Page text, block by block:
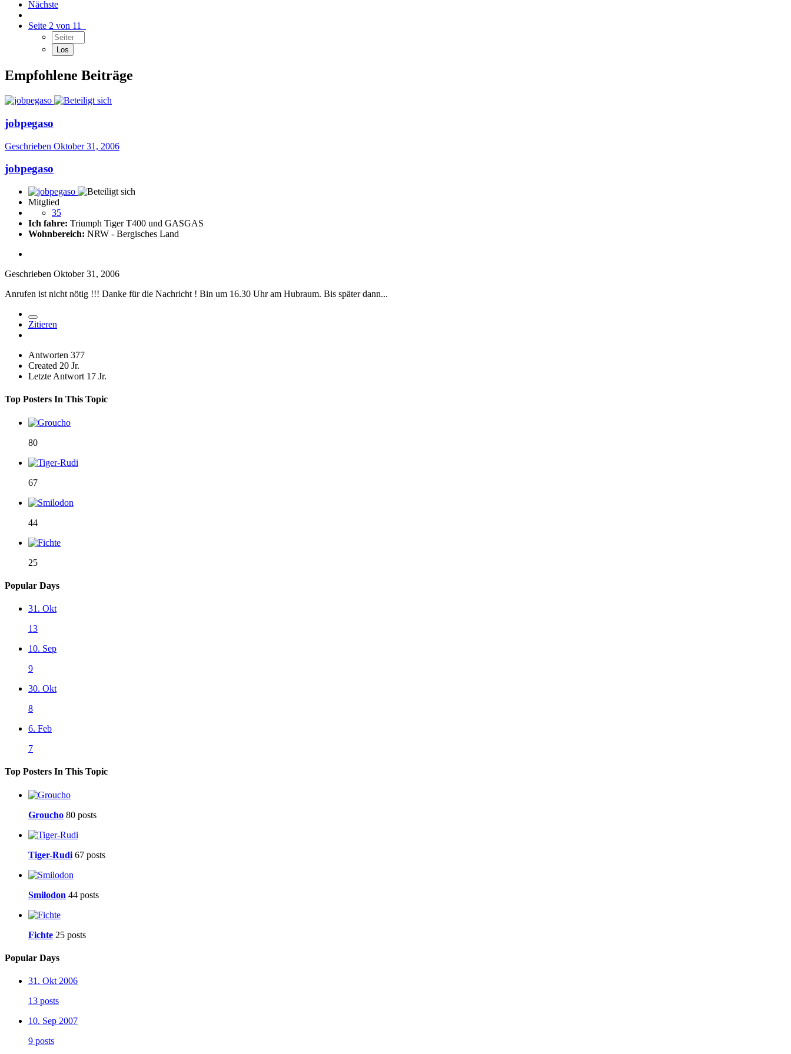
Nächste
Seite 2 von 11
Empfohlene Beiträge
jobpegaso
Geschrieben Oktober 31, 2006
jobpegaso
Mitglied
35
Ich fahre: Triumph Tiger T400 und GASGAS
Wohnbereich: NRW - Bergisches Land
Geschrieben Oktober 31, 2006
Anrufen ist nicht nötig !!! Danke für die Nachricht ! Bin um 16.30 Uhr am Hubraum. Bis später dann...
Zitieren
Antworten 377
Created 20 Jr.
Letzte Antwort 17 Jr.
Top Posters In This Topic
80
67
44
25
Popular Days
31. Okt
13
10. Sep
9
30. Okt
8
6. Feb
7
Top Posters In This Topic
Groucho 80 posts
Tiger-Rudi 67 posts
Smilodon 44 posts
Fichte 25 posts
Popular Days
31. Okt 2006
13 posts
10. Sep 2007
9 posts